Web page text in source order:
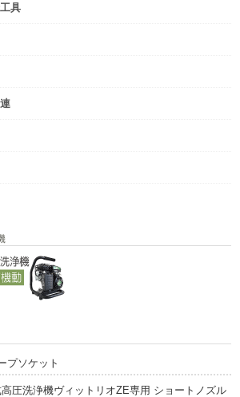
具
プソケット
圧洗浄機ヴィットリオZE専用 ショートノズル